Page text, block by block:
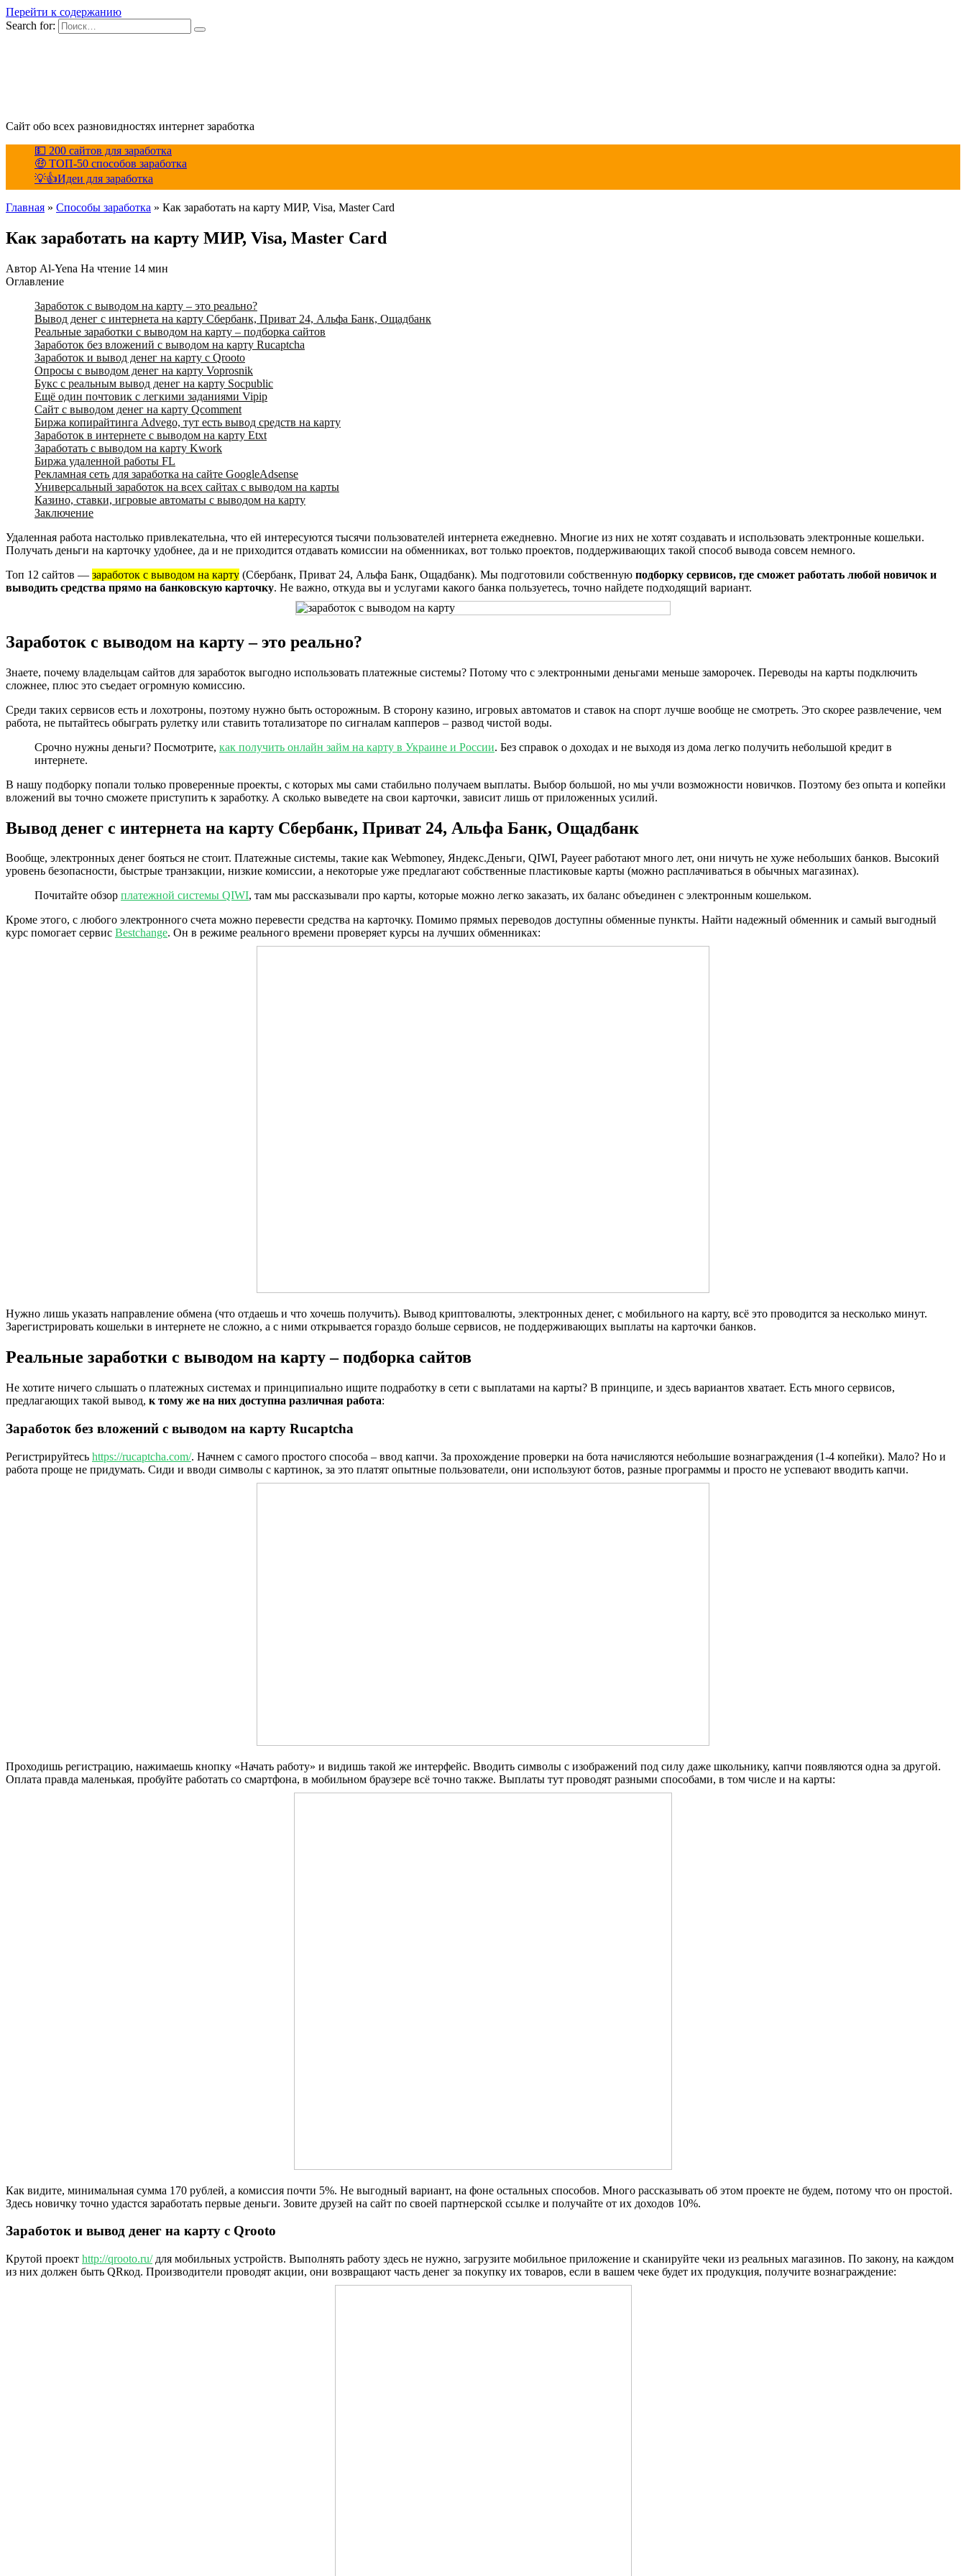
Перейти к содержанию
Search for:
Сайт обо всех разновидностях интернет заработка
💵 200 сайтов для заработка
🤑 ТОП-50 способов заработка
💡👍Идеи для заработка
Главная » Способы заработка » Как заработать на карту МИР, Visa, Master Card
Как заработать на карту МИР, Visa, Master Card
Автор Al-Yena На чтение 14 мин
Оглавление
Заработок с выводом на карту – это реально?
Вывод денег с интернета на карту Сбербанк, Приват 24, Альфа Банк, Ощадбанк
Реальные заработки с выводом на карту – подборка сайтов
Заработок без вложений с выводом на карту Rucaptcha
Заработок и вывод денег на карту с Qrooto
Опросы с выводом денег на карту Voprosnik
Букс с реальным вывод денег на карту Socpublic
Ещё один почтовик с легкими заданиями Vipip
Сайт с выводом денег на карту Qcomment
Биржа копирайтинга Advego, тут есть вывод средств на карту
Заработок в интернете с выводом на карту Etxt
Заработать с выводом на карту Kwork
Биржа удаленной работы FL
Рекламная сеть для заработка на сайте GoogleAdsense
Универсальный заработок на всех сайтах с выводом на карты
Казино, ставки, игровые автоматы с выводом на карту
Заключение
Удаленная работа настолько привлекательна, что ей интересуются тысячи пользователей интернета ежедневно. Многие из них не хотят создавать и использовать электронные кошельки.
Получать деньги на карточку удобнее, да и не приходится отдавать комиссии на обменниках, вот только проектов, поддерживающих такой способ вывода совсем немного.
Топ 12 сайтов — заработок с выводом на карту (Сбербанк, Приват 24, Альфа Банк, Ощадбанк). Мы подготовили собственную подборку сервисов, где сможет работать любой новичок и
выводить средства прямо на банковскую карточку. Не важно, откуда вы и услугами какого банка пользуетесь, точно найдете подходящий вариант.
Заработок с выводом на карту – это реально?
Знаете, почему владельцам сайтов для заработок выгодно использовать платежные системы? Потому что с электронными деньгами меньше заморочек. Переводы на карты подключить
сложнее, плюс это съедает огромную комиссию.
Среди таких сервисов есть и лохотроны, поэтому нужно быть осторожным. В сторону казино, игровых автоматов и ставок на спорт лучше вообще не смотреть. Это скорее развлечение, чем
работа, не пытайтесь обыграть рулетку или ставить тотализаторе по сигналам капперов – развод чистой воды.
Срочно нужны деньги? Посмотрите, как получить онлайн займ на карту в Украине и России. Без справок о доходах и не выходя из дома легко получить небольшой кредит в
интернете.
В нашу подборку попали только проверенные проекты, с которых мы сами стабильно получаем выплаты. Выбор большой, но мы учли возможности новичков. Поэтому без опыта и копейки
вложений вы точно сможете приступить к заработку. А сколько выведете на свои карточки, зависит лишь от приложенных усилий.
Вывод денег с интернета на карту Сбербанк, Приват 24, Альфа Банк, Ощадбанк
Вообще, электронных денег бояться не стоит. Платежные системы, такие как Webmoney, Яндекс.Деньги, QIWI, Payeer работают много лет, они ничуть не хуже небольших банков. Высокий
уровень безопасности, быстрые транзакции, низкие комиссии, а некоторые уже предлагают собственные пластиковые карты (можно расплачиваться в обычных магазинах).
Почитайте обзор платежной системы QIWI, там мы рассказывали про карты, которые можно легко заказать, их баланс объединен с электронным кошельком.
Кроме этого, с любого электронного счета можно перевести средства на карточку. Помимо прямых переводов доступны обменные пункты. Найти надежный обменник и самый выгодный
курс помогает сервис Bestchange. Он в режиме реального времени проверяет курсы на лучших обменниках:
Нужно лишь указать направление обмена (что отдаешь и что хочешь получить). Вывод криптовалюты, электронных денег, с мобильного на карту, всё это проводится за несколько минут.
Зарегистрировать кошельки в интернете не сложно, а с ними открывается гораздо больше сервисов, не поддерживающих выплаты на карточки банков.
Реальные заработки с выводом на карту – подборка сайтов
Не хотите ничего слышать о платежных системах и принципиально ищите подработку в сети с выплатами на карты? В принципе, и здесь вариантов хватает. Есть много сервисов,
предлагающих такой вывод, к тому же на них доступна различная работа:
Заработок без вложений с выводом на карту Rucaptcha
Регистрируйтесь https://rucaptcha.com/. Начнем с самого простого способа – ввод капчи. За прохождение проверки на бота начисляются небольшие вознаграждения (1-4 копейки). Мало? Но и
работа проще не придумать. Сиди и вводи символы с картинок, за это платят опытные пользователи, они используют ботов, разные программы и просто не успевают вводить капчи.
Проходишь регистрацию, нажимаешь кнопку «Начать работу» и видишь такой же интерфейс. Вводить символы с изображений под силу даже школьнику, капчи появляются одна за другой.
Оплата правда маленькая, пробуйте работать со смартфона, в мобильном браузере всё точно также. Выплаты тут проводят разными способами, в том числе и на карты:
Как видите, минимальная сумма 170 рублей, а комиссия почти 5%. Не выгодный вариант, на фоне остальных способов. Много рассказывать об этом проекте не будем, потому что он простой.
Здесь новичку точно удастся заработать первые деньги. Зовите друзей на сайт по своей партнерской ссылке и получайте от их доходов 10%.
Заработок и вывод денег на карту с Qrooto
Крутой проект http://qrooto.ru/для мобильных устройств. Выполнять работу здесь не нужно, загрузите мобильное приложение и сканируйте чеки из реальных магазинов. По закону, на каждом
из них должен быть QRкод. Производители проводят акции, они возвращают часть денег за покупку их товаров, если в вашем чеке будет их продукция, получите вознаграждение: